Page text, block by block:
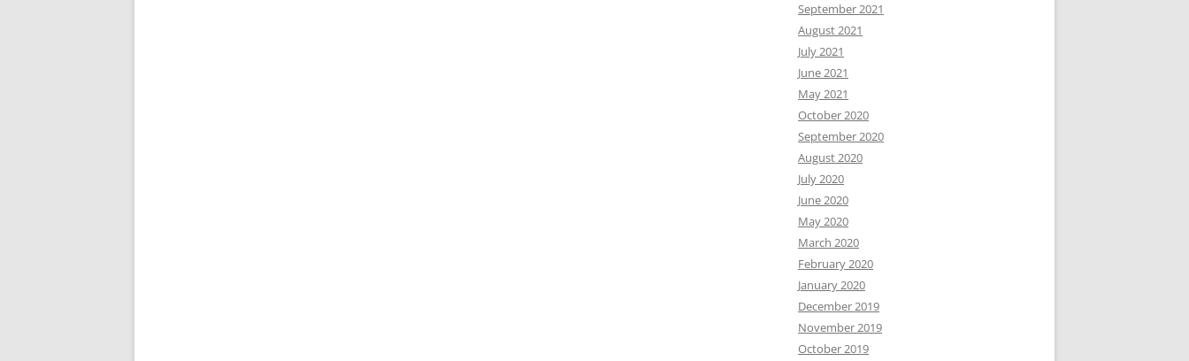
September 2021
August 2021
July 2021
June 2021
May 2021
October 2020
September 2020
August 2020
July 2020
June 2020
May 2020
March 2020
February 2020
January 2020
December 2019
November 2019
October 2019